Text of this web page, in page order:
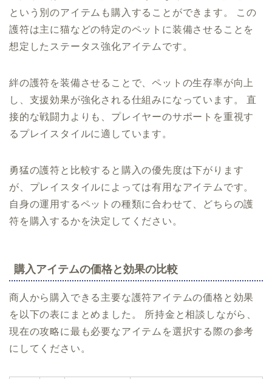
という別のアイテムも購入することができます。 この
護符は主に猫などの特定のペットに装備させることを
想定したステータス強化アイテムです。
絆の護符を装備させることで、ペットの生存率が向上
し、支援効果が強化される仕組みになっています。 直
接的な戦闘力よりも、プレイヤーのサポートを重視す
るプレイスタイルに適しています。
勇猛の護符と比較すると購入の優先度は下がります
が、プレイスタイルによっては有用なアイテムです。
自身の運用するペットの種類に合わせて、どちらの護
符を購入するかを決定してください。
購入アイテムの価格と効果の比較
商人から購入できる主要な護符アイテムの価格と効果
を以下の表にまとめました。 所持金と相談しながら、
現在の攻略に最も必要なアイテムを選択する際の参考
にしてください。